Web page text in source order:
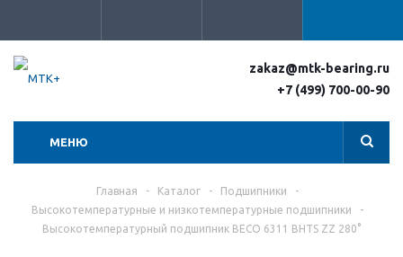
zakaz@mtk-bearing.ru
+7 (499) 700-00-90
МЕНЮ
Главная - Каталог - Подшипники
-
Высокотемпературные и низкотемпературные подшипники
-
Высокотемпературный подшипник BECO 6311 BHTS ZZ 280°